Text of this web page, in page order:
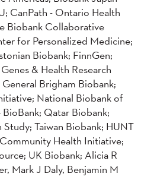
CanPath - Ontario Health
Biobank Collaborative
for Personalized Medicine;
Biobank; FinnGen;
& Health Research
Brigham Biobank;
National Biobank of
Qatar Biobank;
Taiwan Biobank; HUNT
Health Initiative;
UK Biobank; Alicia R
Mark J Daly, Benjamin M